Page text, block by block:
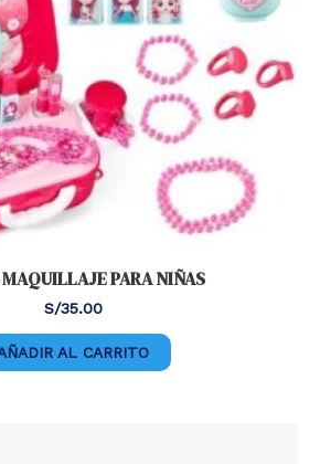
PARA NIÑAS
S/35.00
AL CARRITO